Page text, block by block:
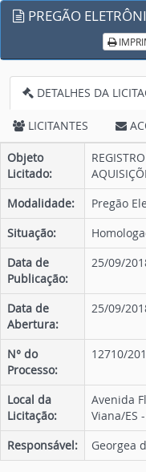
PREGÃO
DETALHES DA
LICITANTES
Objeto
Licitado:
Modalidade:
Pregão
Situação:
Data de
Publicação:
25/09/
Data de
Abertura:
25/09/
N° do
Processo:
12710/
Local da
Licitação:
Avenida
Viana/ES
Responsável:
Georgea